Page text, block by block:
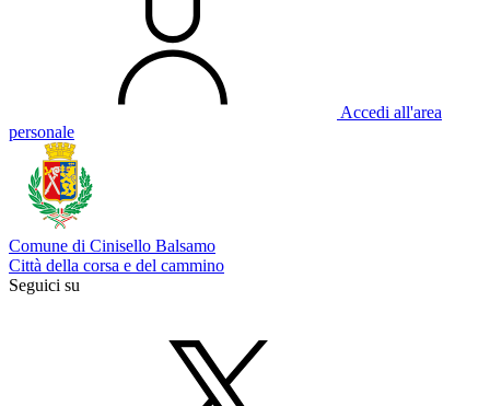
Accedi all'area
personale
Comune di Cinisello Balsamo
Città della corsa e del cammino
Seguici su